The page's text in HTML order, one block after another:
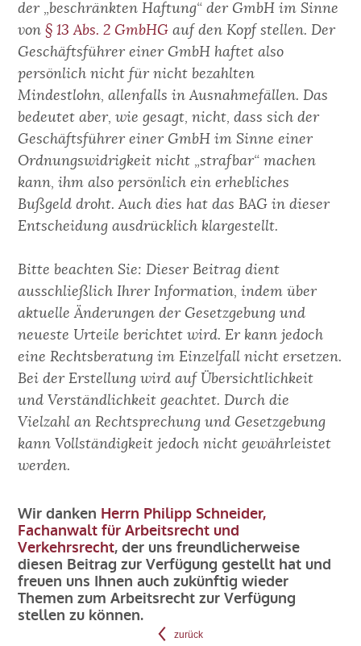
der „beschränkten Haftung“ der GmbH im Sinne
von§ 13 Abs. 2 GmbHG auf den Kopf stellen. Der
Geschäftsführer einer GmbH haftet also
persönlich nicht für nicht bezahlten
Mindestlohn, allenfalls in Ausnahmefällen. Das
bedeutet aber, wie gesagt, nicht, dass sich der
Geschäftsführer einer GmbH im Sinne einer
Ordnungswidrigkeit nicht „strafbar“ machen
kann, ihm also persönlich ein erhebliches
Bußgeld droht. Auch dies hat das BAG in dieser
Entscheidung ausdrücklich klargestellt.
Bitte beachten Sie: Dieser Beitrag dient
ausschließlich Ihrer Information, indem über
aktuelle Änderungen der Gesetzgebung und
neueste Urteile berichtet wird. Er kann jedoch
eine Rechtsberatung im Einzelfall nicht ersetzen.
Bei der Erstellung wird auf Übersichtlichkeit
und Verständlichkeit geachtet. Durch die
Vielzahl an Rechtsprechung und Gesetzgebung
kann Vollständigkeit jedoch nicht gewährleistet
werden.
Wir danken Herrn Philipp Schneider,
Fachanwalt für Arbeitsrecht und
Verkehrsrecht, der uns freundlicherweise
diesen Beitrag zur Verfügung gestellt hat und
freuen uns Ihnen auch zukünftig wieder
Themen zum Arbeitsrecht zur Verfügung
stellen zu können.
zurück